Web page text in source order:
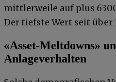
mittlerweile auf plus
Der tiefste Wert seit über
«Asset-Meltdowns»
Anlageverhalten